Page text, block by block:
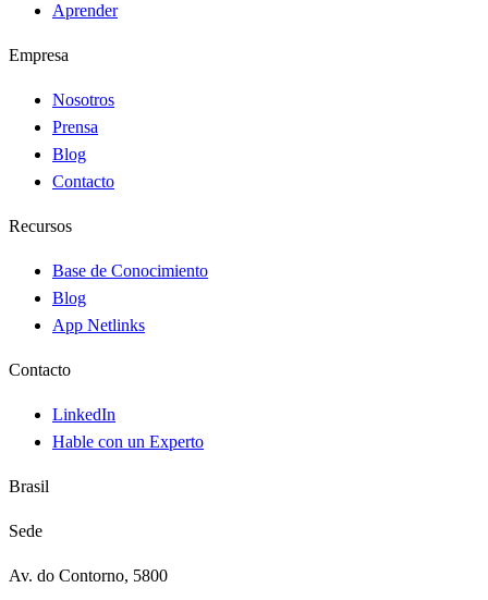
Aprender
Empresa
Nosotros
Prensa
Blog
Contacto
Recursos
Base de Conocimiento
Blog
App Netlinks
Contacto
LinkedIn
Hable con un Experto
Brasil
Sede
Av. do Contorno, 5800